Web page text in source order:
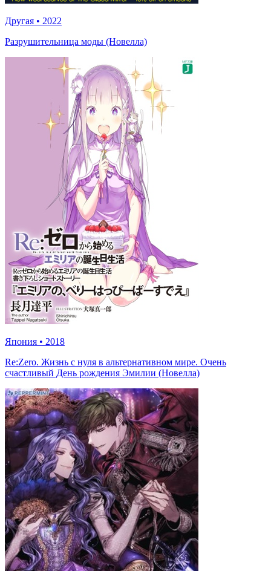
Другая • 2022
Разрушительница моды (Новелла)
Япония • 2018
Re:Zero. Жизнь с нуля в альтернативном мире. Очень
счастливый День рождения Эмилии (Новелла)